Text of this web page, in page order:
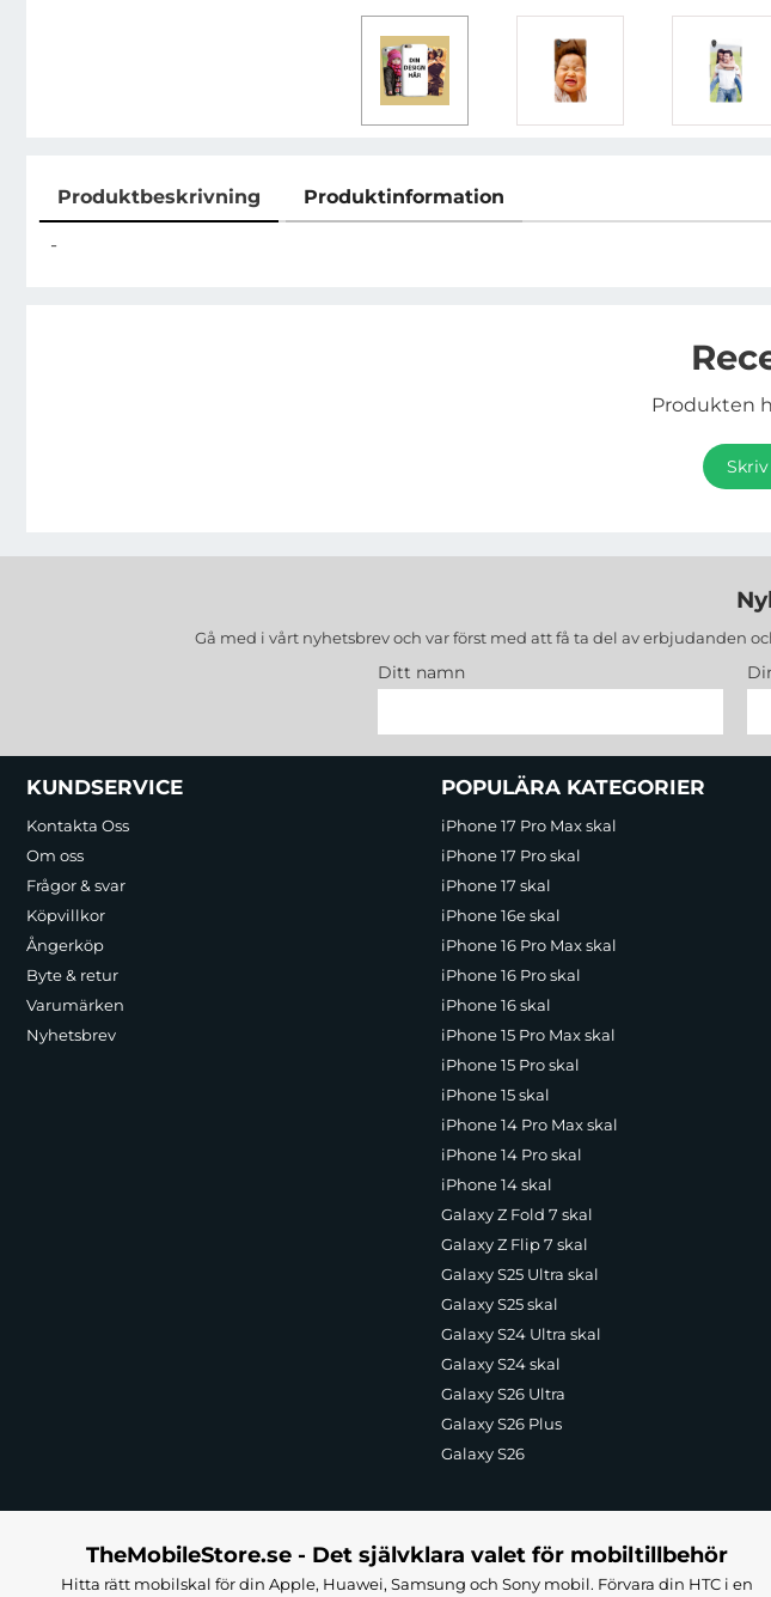
Produktbeskrivning Produktinformation
Produktbeskrivning
-
Produkten
Gå med i vårt nyhetsbrev och var först med att få ta del av erbjudanden
Ditt namn
Sidfot Blandad info och länkar
KUNDSERVICE
Kontakta Oss
Om oss
Frågor & svar
Köpvillkor
Ångerköp
Byte & retur
Varumärken
Nyhetsbrev
POPULÄRA KATEGORIER
iPhone 17 Pro Max skal
iPhone 17 Pro skal
iPhone 17 skal
iPhone 16e skal
iPhone 16 Pro Max skal
iPhone 16 Pro skal
iPhone 16 skal
iPhone 15 Pro Max skal
iPhone 15 Pro skal
iPhone 15 skal
iPhone 14 Pro Max skal
iPhone 14 Pro skal
iPhone 14 skal
Galaxy Z Fold 7 skal
Galaxy Z Flip 7 skal
Galaxy S25 Ultra skal
Galaxy S25 skal
Galaxy S24 Ultra skal
Galaxy S24 skal
Galaxy S26 Ultra
Galaxy S26 Plus
Galaxy S26
TheMobileStore.se - Det självklara valet för mobiltillbehör
Hitta rätt mobilskal för din Apple, Huawei, Samsung och Sony mobil. Förvara din HTC i en